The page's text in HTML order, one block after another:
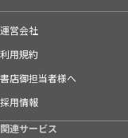
運営会社
利用規約
書店御担当者様へ
採用情報
関連サービス